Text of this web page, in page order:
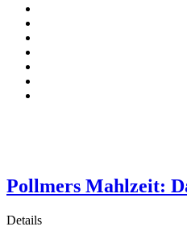
Pollmers Mahlzeit:
Details